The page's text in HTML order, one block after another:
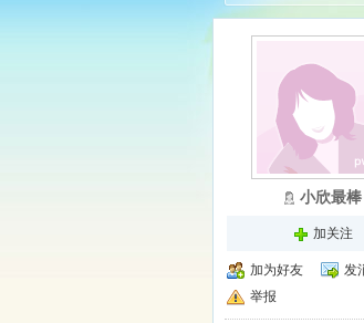
小欣最棒
加关注
加为好友
发
举报